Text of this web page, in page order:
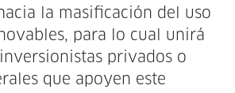
la masificación del uso
para lo cual unirá
privados o
que apoyen este